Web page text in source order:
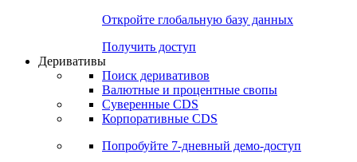
Откройте глобальную базу данных
Получить доступ
Деривативы
Поиск деривативов
Валютные и процентные свопы
Суверенные CDS
Корпоративные CDS
Попробуйте 7-дневный демо-доступ